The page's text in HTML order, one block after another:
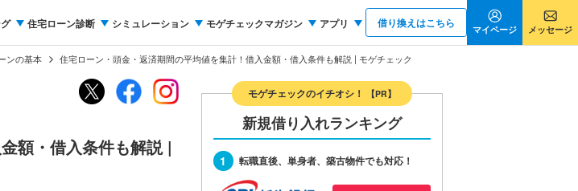
住宅ローン診断 シミュレーション モゲチェックマガジン アプリ 借り換えはこちら マイページ メッセージ
ンの基本 住宅ローン・頭金・返済期間の平均値を集計！借入金額・借入条件も解説 | モゲチェック
額・借入条件も解説 |
モゲチェックのイチオシ！ 【PR】
新規借り入れランキング
1 転職直後、単身者、築古物件でも対応！